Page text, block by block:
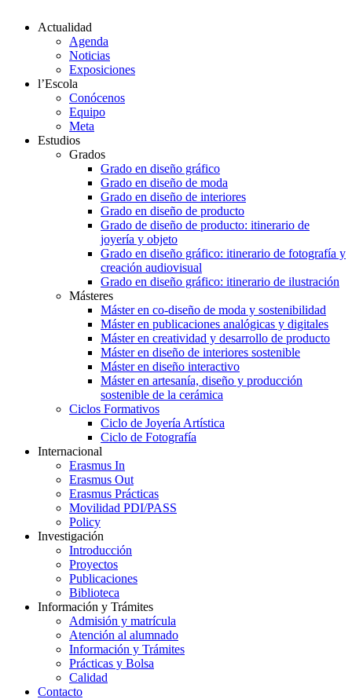
Actualidad
Agenda
Noticias
Exposiciones
l’Escola
Conócenos
Equipo
Meta
Estudios
Grados
Grado en diseño gráfico
Grado en diseño de moda
Grado en diseño de interiores
Grado en diseño de producto
Grado de diseño de producto: itinerario de
joyería y objeto
Grado en diseño gráfico: itinerario de fotografía y
creación audiovisual
Grado en diseño gráfico: itinerario de ilustración
Másteres
Máster en co-diseño de moda y sostenibilidad
Máster en publicaciones analógicas y digitales
Máster en creatividad y desarrollo de producto
Máster en diseño de interiores sostenible
Máster en diseño interactivo
Máster en artesanía, diseño y producción
sostenible de la cerámica
Ciclos Formativos
Ciclo de Joyería Artística
Ciclo de Fotografía
Internacional
Erasmus In
Erasmus Out
Erasmus Prácticas
Movilidad PDI/PASS
Policy
Investigación
Introducción
Proyectos
Publicaciones
Biblioteca
Información y Trámites
Admisión y matrícula
Atención al alumnado
Información y Trámites
Prácticas y Bolsa
Calidad
Contacto